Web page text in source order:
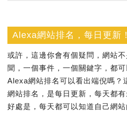
Alexa網站排名，每日更新！
或許，這邊你會有個疑問，網站
聞，一個事件，一個關鍵字，都
Alexa網站排名可以看出端倪嗎？
網站排名，是每日更新，每天都有
好處是，每天都可以知道自己網